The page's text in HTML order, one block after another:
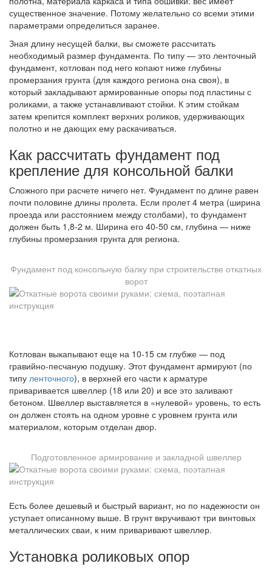
существенное значение. Потому желательно со всеми этими
параметрами определиться заранее.
Зная длину несущей балки, вы сможете рассчитать
необходимый размер фундамента. По типу — это ленточный
фундамент, котлован под него копают ниже глубины
промерзания грунта (для каждого региона она своя), в
который закладывают армированные опоры под пластины с
роликами, а также устанавливают стойки. К этим стойкам
затем крепится комплект верхних роликов, удерживающих
полотно и не дающих ему раскачиваться.
Как рассчитать фундамент под
крепление для консольной балки
Сложного при расчете ничего нет. Фундамент по длине равен
почти половине длины пролета. Если пролет 4 метра (ширина
проезда или расстоянием между столбами), то фундамент
должен быть 1,8-2 м. Ширина его 40-50 см, глубина — ниже
глубины промерзания грунта для региона.
Фундамент под консольную балку при строительстве откатных
ворот
Котлован выкапывают еще на 10-15 см глубже — под
гравийно-песчаную подушку. Этот фундамент армируют (по
типу ленточного), в верхней его части к арматуре
приваривается швеллер (18 или 20) и все это заливают
бетоном. Швеллер выставляется в «нулевой» уровень, то есть
он должен стоять на одном уровне с уровнем грунта или
материалом, которым отделан двор.
Подготовленное армирование и закладной швеллер
Есть более дешевый и быстрый вариант, но по надежности он
уступает описанному выше. В грунт вкручивают три винтовых
металлических сваи, к ним приваривают швеллер.
Установка роликовых опор